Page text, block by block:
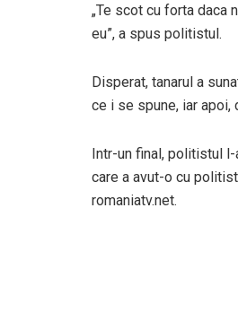
„Te scot cu forta daca
eu”, a spus politistul.
Disperat, tanarul a
ce i se spune, iar
Intr-un final, politistul
care a avut-o cu
romaniatv.net.